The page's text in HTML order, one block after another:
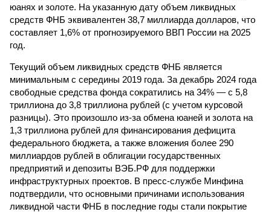
юанях и золоте. На указанную дату объем ликвидных
средств ФНБ эквивалентен 38,7 миллиарда долларов, что
составляет 1,6% от прогнозируемого ВВП России на 2025
год.
Текущий объем ликвидных средств ФНБ является
минимальным с середины 2019 года. За декабрь 2024 года
свободные средства фонда сократились на 34% — с 5,8
триллиона до 3,8 триллиона рублей (с учетом курсовой
разницы). Это произошло из-за обмена юаней и золота на
1,3 триллиона рублей для финансирования дефицита
федерального бюджета, а также вложения более 290
миллиардов рублей в облигации государственных
предприятий и депозиты ВЭБ.РФ для поддержки
инфраструктурных проектов. В пресс-службе Минфина
подтвердили, что основными причинами использования
ликвидной части ФНБ в последние годы стали покрытие